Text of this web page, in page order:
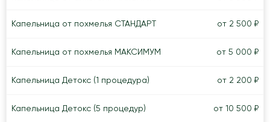
Капельница от похмелья СТАНДАРТ от 2 500 ₽
Капельница от похмелья МАКСИМУМ от 5 000 ₽
Капельница Детокс (1 процедура) от 2 200 ₽
Капельница Детокс (5 процедур) от 10 500 ₽